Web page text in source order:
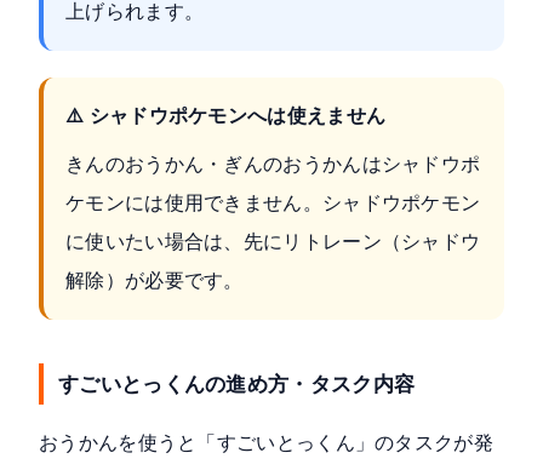
上げられます。
⚠️ シャドウポケモンへは使えません
きんのおうかん・ぎんのおうかんはシャドウポ
ケモンには使用できません。シャドウポケモン
に使いたい場合は、先にリトレーン（シャドウ
解除）が必要です。
すごいとっくんの進め方・タスク内容
おうかんを使うと「すごいとっくん」のタスクが発